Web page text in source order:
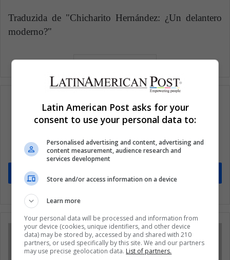
Traduzida de "Chicharito Hernández: ¿Un delantero
moderno?"
Subscribe to our mailing list to get the new
updates
Stay informed about what's happening in Latin America.
Latin American Post asks for your
consent to use your personal data to:
Personalised advertising and content, advertising and
content measurement, audience research and
services development
Store and/or access information on a device
Learn more
Your personal data will be processed and information from
your device (cookies, unique identifiers, and other device
data) may be stored by, accessed by and shared with 210
partners, or used specifically by this site. We and our partners
may use precise geolocation data. List of partners.